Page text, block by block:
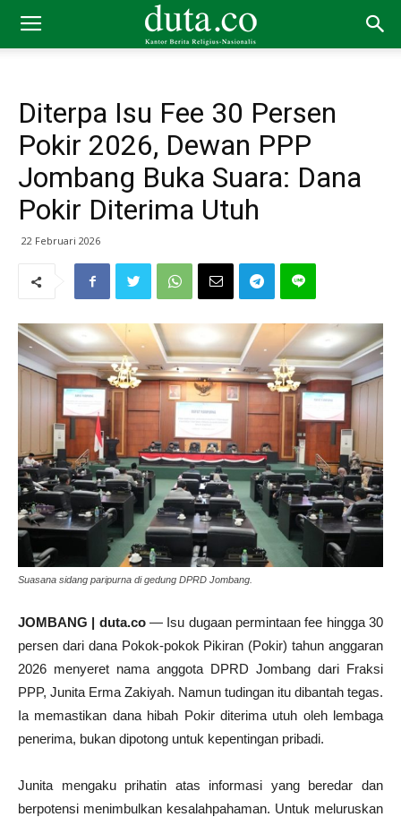
Diterpa Isu Fee 30 Persen
Pokir 2026, Dewan PPP
Jombang Buka Suara: Dana
Pokir Diterima Utuh
22 Februari 2026
Suasana sidang paripurna di gedung DPRD Jombang.
JOMBANG | duta.co— Isu dugaan permintaan fee hingga 30
persen dari dana Pokok-pokok Pikiran (Pokir) tahun anggaran
2026 menyeret nama anggota DPRD Jombang dari Fraksi
PPP, Junita Erma Zakiyah. Namun tudingan itu dibantah tegas.
Ia memastikan dana hibah Pokir diterima utuh oleh lembaga
penerima, bukan dipotong untuk kepentingan pribadi.
Junita mengaku prihatin atas informasi yang beredar dan
berpotensi menimbulkan kesalahpahaman. Untuk meluruskan